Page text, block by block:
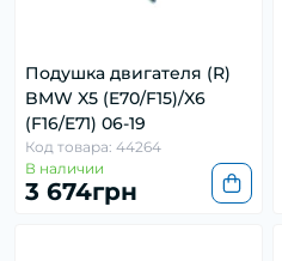
Подушка двигателя (R)
BMW X5 (E70/F15)/X6
(F16/E71) 06-19
Код товара: 44264
В наличии
3 674грн